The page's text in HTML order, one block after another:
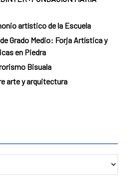
artístico de la Escuela
Grado Medio: Forja Artística y
en Piedra
Bisuala
arte y arquitectura